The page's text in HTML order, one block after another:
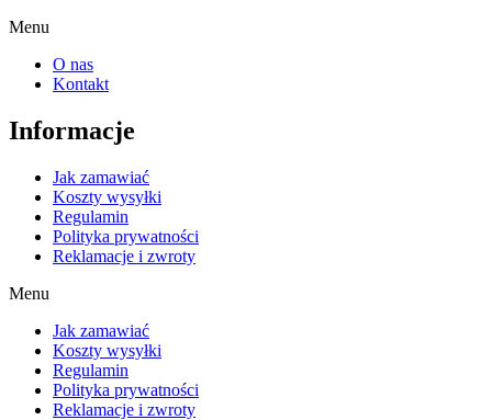
Menu
O nas
Kontakt
Informacje
Jak zamawiać
Koszty wysyłki
Regulamin
Polityka prywatności
Reklamacje i zwroty
Menu
Jak zamawiać
Koszty wysyłki
Regulamin
Polityka prywatności
Reklamacje i zwroty